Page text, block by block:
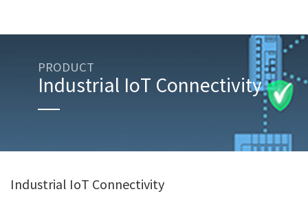
PRODUCT
Industrial IoT Connectivity
Industrial IoT Connectivity